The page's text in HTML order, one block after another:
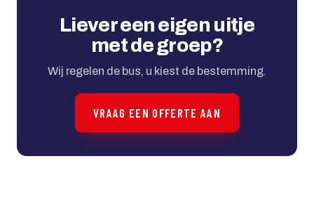
Liever een eigen uitje
met de groep?
Wij regelen de bus, u kiest de bestemming.
VRAAG EEN OFFERTE AAN